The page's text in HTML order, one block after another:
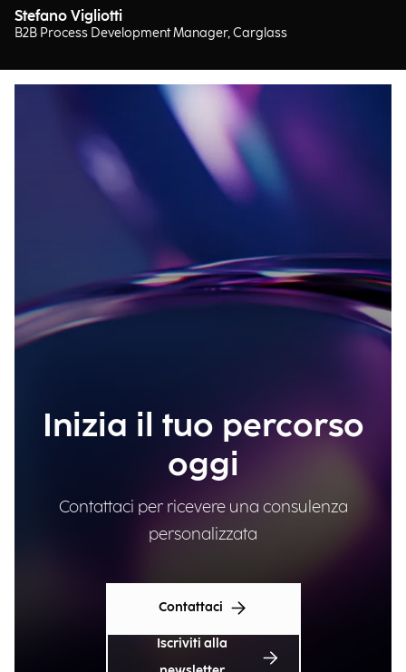
Stefano Vigliotti
B2B Process Development Manager, Carglass
Inizia il tuo percorso
oggi
Contattaci per ricevere una consulenza
personalizzata
Contattaci
Iscriviti alla